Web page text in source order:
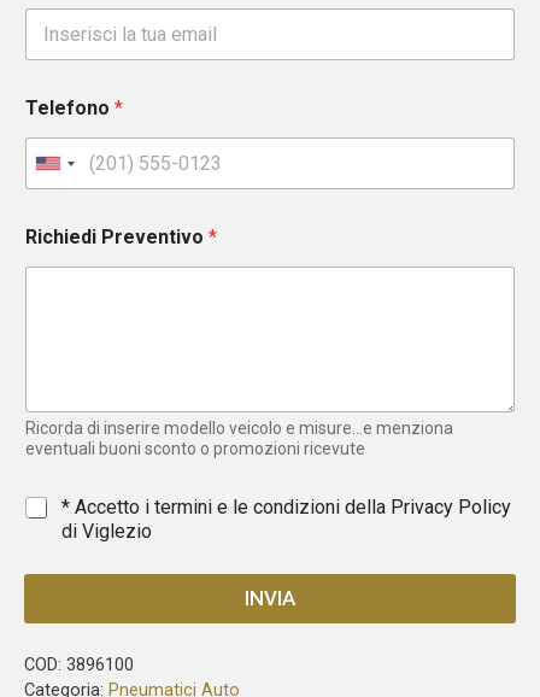
Telefono *
U
n
t
e
e
s
Richiedi Preventivo *
Ricorda di inserire modello veicolo e misure...e menziona
eventuali buoni sconto o promozioni ricevute
* * Accetto i termini e le condizioni della Privacy Policy
di Viglezio
INVIA
COD: 3896100
Categoria: Pneumatici Auto